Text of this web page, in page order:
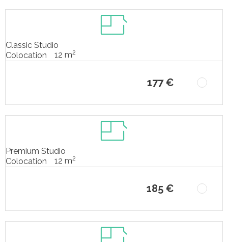
Classic Studio
Colocation
12 m2
177 €
Premium Studio
Colocation
12 m2
185 €